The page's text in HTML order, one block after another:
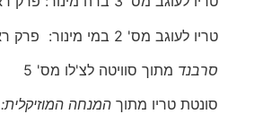
טריו לעוגב מס' 2 במי מינור: פרק ראשון
סרבנד מתוך סוויטה לצ'לו מס' 5
סונטת טריו מתוך המנחה המוזיקלית: